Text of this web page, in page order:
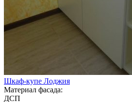
Шкаф-купе Лоджия
Материал фасада:
ДСП